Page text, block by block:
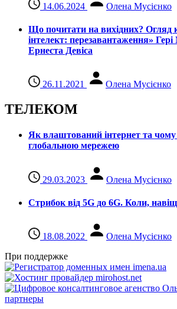
14.06.2024 Олена Мусієнко
Що почитати на вихідних?
інтелект: перезавантаження»
Ернеста Девіса
26.11.2021 Олена Мусієнко
ТЕЛЕКОМ
Як влаштований інтернет та чому
глобальною мережею
29.03.2023 Олена Мусієнко
Стрибок від 5G до 6G. Коли,
18.08.2022
Олена Мусієнко
При поддержке